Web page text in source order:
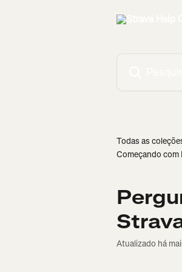
Todas as
Começando
Atualizado há